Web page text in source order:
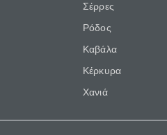
Σέρρες
Ρόδος
Καβάλα
Κέρκυρα
Χανιά